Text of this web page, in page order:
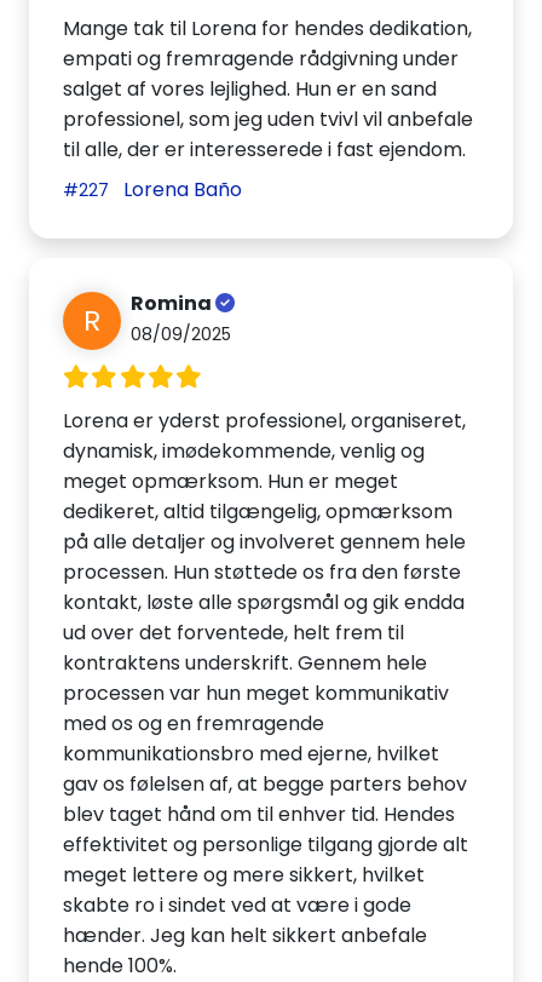
Mange tak til Lorena for hendes dedikation,
empati og fremragende rådgivning under
salget af vores lejlighed. Hun er en sand
professionel, som jeg uden tvivl vil anbefale
til alle, der er interesserede i fast ejendom.
#227 Lorena Baño
R Romina
08/09/2025
Lorena er yderst professionel, organiseret,
dynamisk, imødekommende, venlig og
meget opmærksom. Hun er meget
dedikeret, altid tilgængelig, opmærksom
på alle detaljer og involveret gennem hele
processen. Hun støttede os fra den første
kontakt, løste alle spørgsmål og gik endda
ud over det forventede, helt frem til
kontraktens underskrift. Gennem hele
processen var hun meget kommunikativ
med os og en fremragende
kommunikationsbro med ejerne, hvilket
gav os følelsen af, at begge parters behov
blev taget hånd om til enhver tid. Hendes
effektivitet og personlige tilgang gjorde alt
meget lettere og mere sikkert, hvilket
skabte ro i sindet ved at være i gode
hænder. Jeg kan helt sikkert anbefale
hende 100%.